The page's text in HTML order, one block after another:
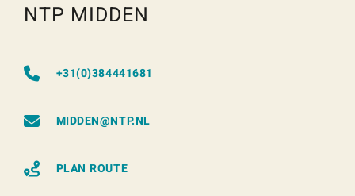
NTP MIDDEN
+31(0)384441681
MIDDEN@NTP.NL
PLAN ROUTE